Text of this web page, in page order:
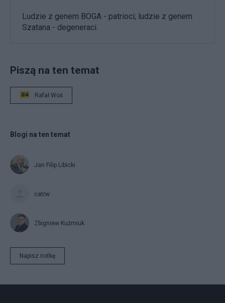
Ludzie z genem BOGA - patrioci; ludzie z genem
Szatana - degeneraci.
Piszą na ten temat
Rafał Woś
Blogi na ten temat
Jan Filip Libicki
catrw
Zbigniew Kuźmiuk
Napisz notkę